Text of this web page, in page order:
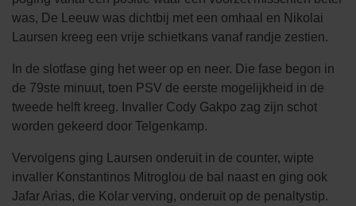
was, De Leeuw was dichtbij met een omhaal en Nikolai
Laursen kreeg een vrije schietkans vanaf randje zestien.
In de slotfase ging het weer op en neer. Die fase begon in
de 79ste minuut, toen PSV de eerste mogelijkheid in de
tweede helft kreeg. Invaller Cody Gakpo zag zijn schot
worden gekeerd door Telgenkamp.
Vervolgens ging Laursen onderuit in de counter, wipte
invaller Konstantinos Mitroglou de bal naast en ging ook
Jafar Arias, die Kolar verving, onderuit op de penaltystip.